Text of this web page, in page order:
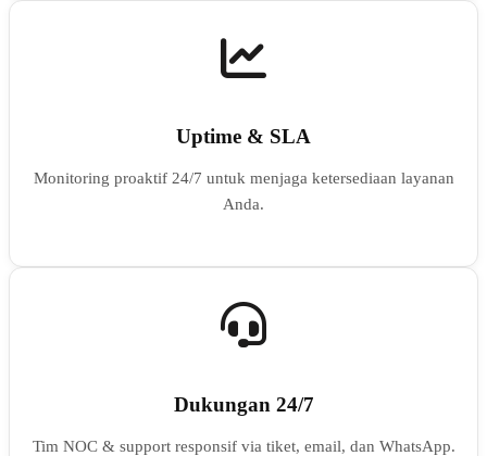
Uptime & SLA
Monitoring proaktif 24/7 untuk menjaga ketersediaan layanan
Anda.
Dukungan 24/7
Tim NOC & support responsif via tiket, email, dan WhatsApp.